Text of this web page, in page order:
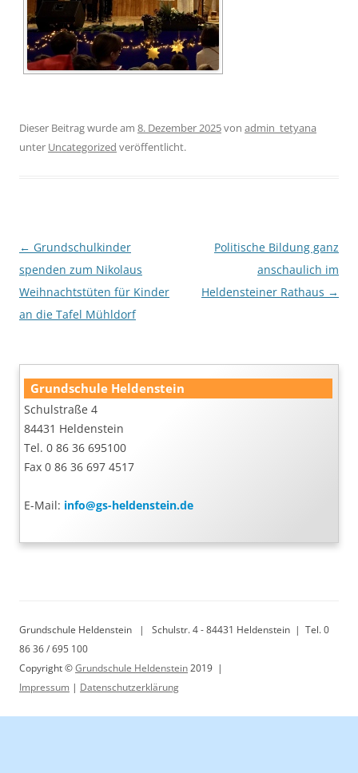
Dieser Beitrag wurde am 8. Dezember 2025von admin_tetyana
unter Uncategorized veröffentlicht.
Beitragsnavigation
← Grundschulkinder
spenden zum Nikolaus
Weihnachtstüten für Kinder
an die Tafel Mühldorf
Politische Bildung ganz
anschaulich im
Heldensteiner Rathaus →
Grundschule Heldenstein
Schulstraße 4
84431 Heldenstein
Tel. 0 86 36 695100
Fax 0 86 36 697 4517
E-Mail: info@gs-heldenstein.de
Grundschule Heldenstein | Schulstr. 4 - 84431 Heldenstein | Tel. 0
86 36 / 695 100
Copyright ©Grundschule Heldenstein2019 |
Impressum | Datenschutzerklärung